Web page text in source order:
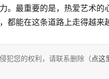
。最重要的是，热爱艺术
都能在这条道路上走得越来
犯您的权利，请联系删除（点这